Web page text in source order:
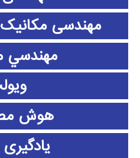
مهندسی
مهندسي
هوش